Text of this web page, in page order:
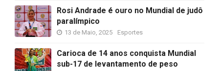
Rosi Andrade é ouro no Mundial de judô
paralímpico
13 de Maio, 2025 Esportes
Carioca de 14 anos conquista Mundial
sub-17 de levantamento de peso